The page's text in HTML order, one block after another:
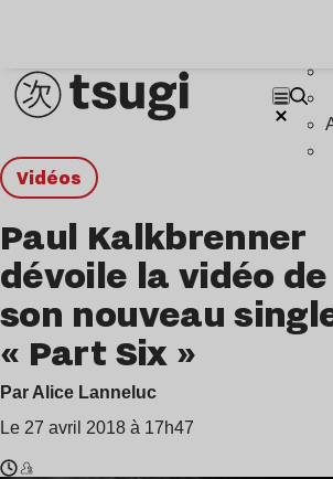
Vidéos
Paul Kalkbrenner
dévoile la vidéo de
son nouveau
« Part Six »
Par Alice Lanneluc
Le 27 avril 2018 à 17h47